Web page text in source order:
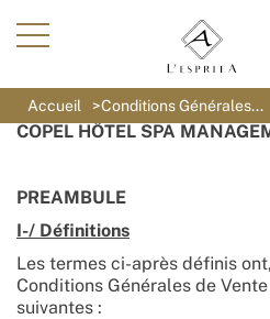
Accueil Conditions Générales...
CONDITIONS GÉNÉRALES DE
COPEL HÔTEL SPA
PREAMBULE
I-/ Définitions
Les termes ci-après définis
Conditions Générales de
suivantes :